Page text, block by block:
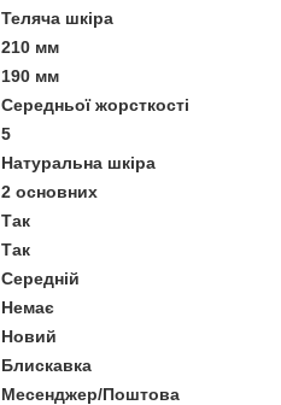
Теляча шкіра
210 мм
190 мм
Середньої жорсткості
5
Натуральна шкіра
2 основних
Так
Так
Середній
Немає
Новий
Блискавка
Месенджер/Поштова